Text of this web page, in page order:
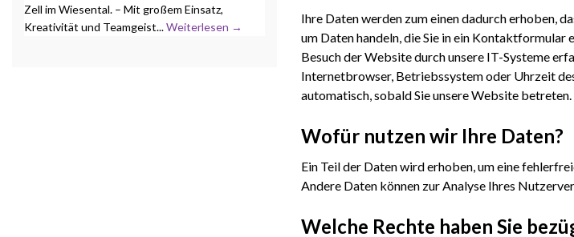
Ihre Daten werden zum einen dadurch erhoben,
um Daten handeln, die Sie in ein
Besuch der Website durch unsere IT-Systeme
Internetbrowser, Betriebssystem oder Uhrzeit
automatisch, sobald Sie unsere Website betreten.
Wofür nutzen wir Ihre Daten?
Ein Teil der Daten wird erhoben, um eine
Andere Daten können zur Analyse Ihres
Welche Rechte haben Sie
Zell im Wiesental. – Mit großem Einsatz,
Kreativität und Teamgeist...Weiterlesen →